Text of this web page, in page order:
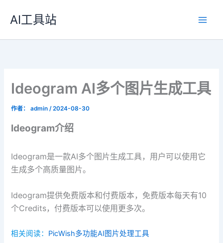
容
AI工具站
Ideogram AI多个图片生成工具
作者： admin/2024-08-30
Ideogram介绍
Ideogram是一款AI多个图片生成工具，用户可以使用它
生成多个高质量图片。
Ideogram提供免费版本和付费版本，免费版本每天有10
个Credits，付费版本可以使用更多次。
相关阅读： PicWish多功能AI图片处理工具